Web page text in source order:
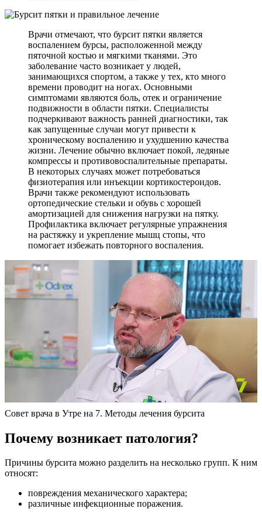
Врачи отмечают, что бурсит пятки является
воспалением бурсы, расположенной между
пяточной костью и мягкими тканями. Это
заболевание часто возникает у людей,
занимающихся спортом, а также у тех, кто много
времени проводит на ногах. Основными
симптомами являются боль, отек и ограничение
подвижности в области пятки. Специалисты
подчеркивают важность ранней диагностики, так
как запущенные случаи могут привести к
хроническому воспалению и ухудшению качества
жизни. Лечение обычно включает покой, ледяные
компрессы и противовоспалительные препараты.
В некоторых случаях может потребоваться
физиотерапия или инъекции кортикостероидов.
Врачи также рекомендуют использовать
ортопедические стельки и обувь с хорошей
амортизацией для снижения нагрузки на пятку.
Профилактика включает регулярные упражнения
на растяжку и укрепление мышц стопы, что
помогает избежать повторного воспаления.
Совет врача в Утре на 7. Методы лечения бурсита
Почему возникает патология?
Причины бурсита можно разделить на несколько групп. К ним
относят:
повреждения механического характера;
различные инфекционные поражения.